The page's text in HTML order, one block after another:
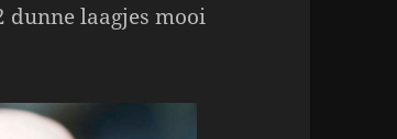
dunne laagjes mooi